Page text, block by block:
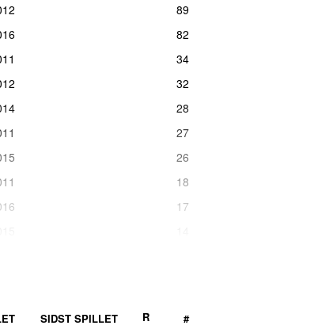
89
82
34
32
28
27
26
18
17
SIDST SPILLET R #